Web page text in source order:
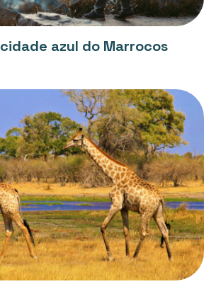
azul do Marrocos